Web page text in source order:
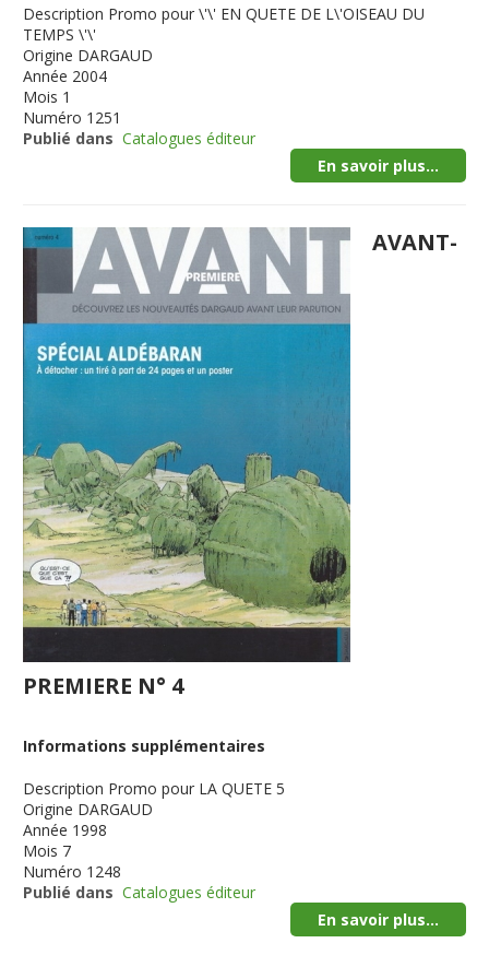
Description Promo pour \'\' EN QUETE DE L\'OISEAU DU
TEMPS \'\'
Origine DARGAUD
Année 2004
Mois 1
Numéro 1251
Publié dans Catalogues éditeur
En savoir plus...
AVANT-
PREMIERE N° 4
Informations supplémentaires
Description Promo pour LA QUETE 5
Origine DARGAUD
Année 1998
Mois 7
Numéro 1248
Publié dans Catalogues éditeur
En savoir plus...